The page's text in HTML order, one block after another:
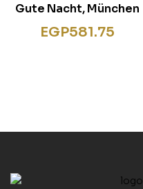
Gute Nacht, München
EGP581.75